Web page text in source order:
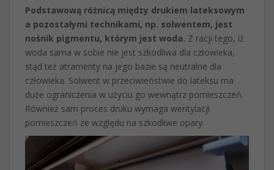
Podstawową różnicą między drukiem lateksowym
a pozostałymi technikami, np. solwentem, jest
nośnik pigmentu, którym jest woda. Z racji tego, iż
woda sama w sobie nie jest szkodliwa dla człowieka,
stąd też atramenty na jego bazie są neutralne dla
człowieka. Solwent w przeciwieństwie do lateksu ma
duże ograniczenia w użyciu go wewnątrz pomieszczeń.
Również sam proces druku wymaga wentylacji
pomieszczeń ze względu na szkodliwe opary.